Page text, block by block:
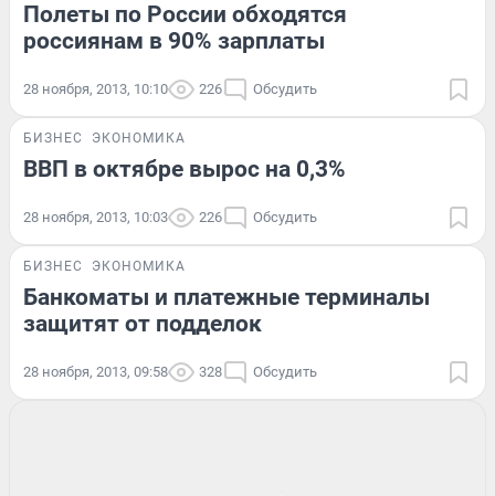
Полеты по России обходятся
россиянам в 90% зарплаты
28 ноября, 2013, 10:10 226 Обсудить
БИЗНЕС ЭКОНОМИКА
ВВП в октябре вырос на 0,3%
28 ноября, 2013, 10:03 226 Обсудить
БИЗНЕС ЭКОНОМИКА
Банкоматы и платежные терминалы
защитят от подделок
28 ноября, 2013, 09:58 328 Обсудить